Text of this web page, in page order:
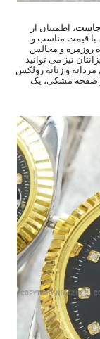
جاست، اطمینان از
با قیمت مناسب و
روزمره و مجالس
نیز می توانید
و زنانه رولکس
طلایی و صفحه مشکی، یک